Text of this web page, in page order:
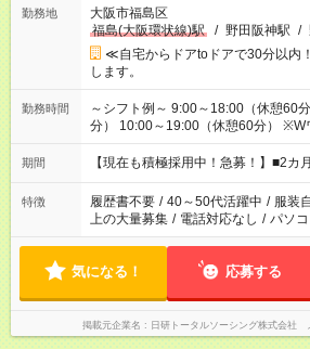
勤務地
大阪市福島区
福島(大阪環状線)駅
/ 野田阪神駅 /
≪自宅からドアtoドアで30分以内
します。
勤務時間
～シフト例～ 9:00～18:00（休憩60分） 7:00～16:00（休憩60
分） 10:00～19:00（休憩60分） ※Wワーク希望の方へ 今ご覧の
お仕事で希望する勤務時間と、もう
計が 週40時間を超えなければOKで
期間 【現在も積極採用中！急募！】■2カ
特徴 履歴書不要 / 40～50代活躍中 / 服装
上の大量募集 / 電話対応なし / パソ
気になる！ 応募する
掲載元企業名 日研トータルソーシング株式会社